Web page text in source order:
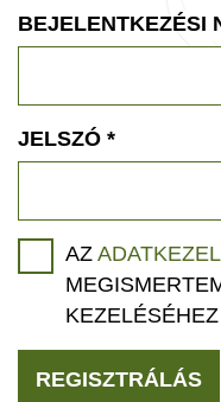
BEJELENTKEZÉSI
JELSZÓ *
AZ
REGISZTRÁLÁS